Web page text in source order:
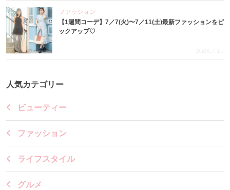
ファッション
【1週間コーデ】7／7(火)〜7／11(土)最新ファッションをピ
ックアップ♡
2026.7.15
人気カテゴリー
ビューティー
ファッション
ライフスタイル
グルメ